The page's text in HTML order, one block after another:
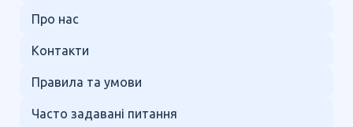
Про нас
Контакти
Правила та умови
Часто задавані питання